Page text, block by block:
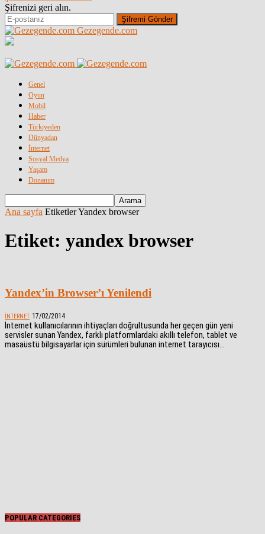
Şifrenizi geri alın.
Gezegende.com
Genel
Oyun
Mobil
Haber
Türkiyeden
Dünyadan
İnternet
Sosyal Medya
Yaşam
Donanım
Ana sayfa EtiketlerYandex browser
Etiket: yandex browser
Yandex’in Browser’ı Yenilendi
İNTERNET 17/02/2014
İnternet kullanıcılarının ihtiyaçları doğrultusunda her geçen gün yeni
servisler sunan Yandex, farklı platformlardaki akıllı telefon, tablet ve
masaüstü bilgisayarlar için sürümleri bulunan internet tarayıcısı...
POPULAR CATEGORIES